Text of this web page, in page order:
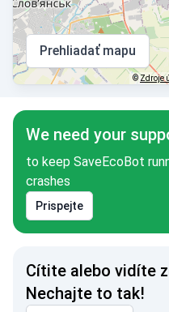
Prehliadať mapu
© Zdroje
We need your
to keep SaveEcoBot
crashes
Prispejte
Cítite alebo vidíte
Nechajte to tak!